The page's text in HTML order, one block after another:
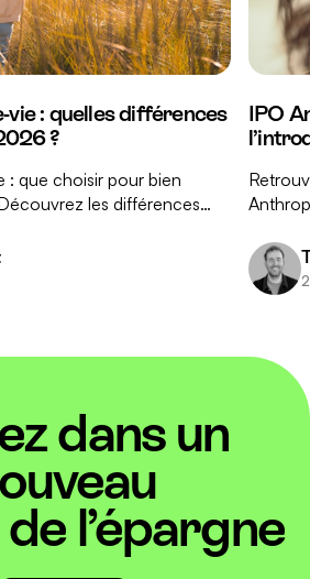
vie : quelles différences
?
: que choisir pour bien
les différences
IPO
dans un
l’épargne